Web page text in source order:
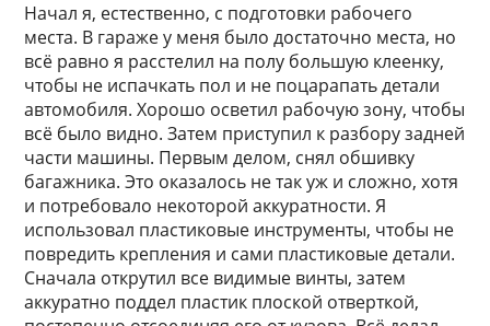
Начал я, естественно, с подготовки рабочего
места. В гараже у меня было достаточно места, но
всё равно я расстелил на полу большую клеенку,
чтобы не испачкать пол и не поцарапать детали
автомобиля. Хорошо осветил рабочую зону, чтобы
всё было видно. Затем приступил к разбору задней
части машины. Первым делом, снял обшивку
багажника. Это оказалось не так уж и сложно, хотя
и потребовало некоторой аккуратности. Я
использовал пластиковые инструменты, чтобы не
повредить крепления и сами пластиковые детали.
Сначала открутил все видимые винты, затем
аккуратно поддел пластик плоской отверткой,